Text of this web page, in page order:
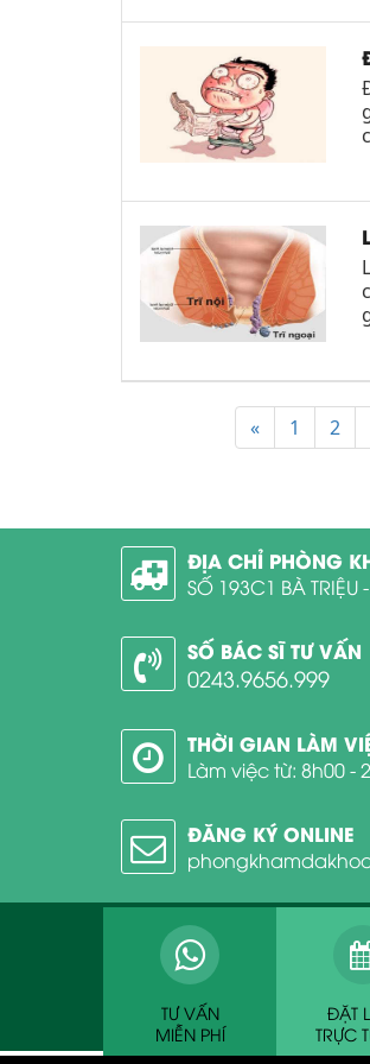
« 1 2
ĐỊA CHỈ PHÒNG
SỐ 193C1 BÀ TRIỆU
SỐ BÁC SĨ TƯ VẤN
0243.9656.999
THỜI GIAN LÀM
Làm việc từ: 8h00 -
ĐĂNG KÝ ONLINE
TƯ VẤN
MIỄN PHÍ
ĐẶT
TRỰC